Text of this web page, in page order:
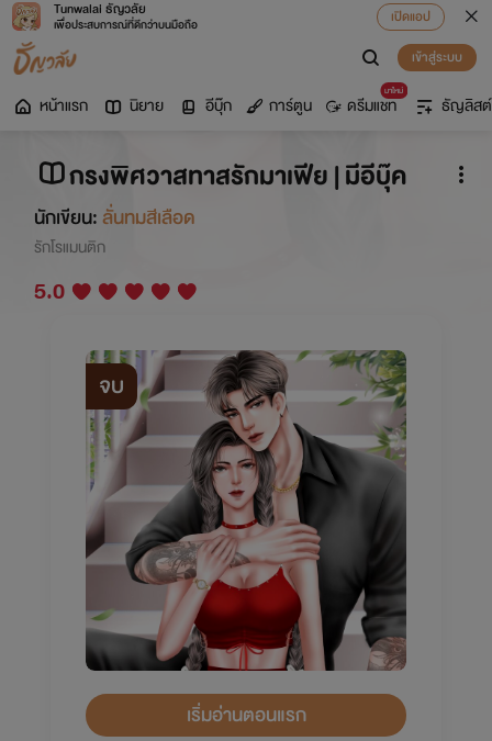
Tunwalai ธัญวลัย
เพื่อประสบการณ์ที่ดีกว่าบนมือถือ
เปิดแอป
เข้าสู่ระบบ
หน้าแรก นิยาย อีบุ๊ก การ์ตูน
มาใหม่
ดรีมแชท ธัญลิสต์
กรงพิศวาสทาสรักมาเฟีย | มีอีบุ๊ค
นักเขียน:ลั่นทมสีเลือด
รักโรแมนติก
5.0
จบ
เริ่มอ่านตอนแรก